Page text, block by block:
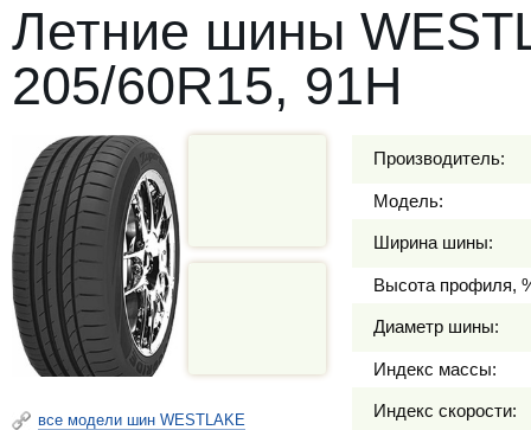
Летние шины
205/60R15, 91H
все модели шин WESTLAKE
Производитель:
Модель:
Ширина шины:
Высота профиля,
Диаметр шины:
Индекс массы:
Индекс скорости: